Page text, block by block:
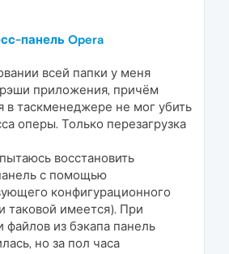
панель Opera
всей папки у меня
приложения, причём
в таскменеджере не мог убить
оперы. Только перезагрузка
восстановить
с помощью
конфигурационного
таковой имеется). При
файлов из бэкапа панель
но за пол часа